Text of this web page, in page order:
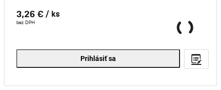
3,26 € / ks
bez DPH
Prihlásiť sa